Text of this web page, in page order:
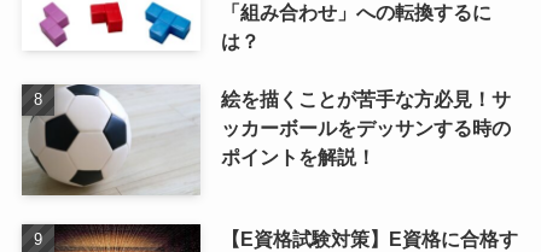
「組み合わせ」への転換するに
は？
絵を描くことが苦手な方必見！サ
ッカーボールをデッサンする時の
ポイントを解説！
【E資格試験対策】E資格に合格す